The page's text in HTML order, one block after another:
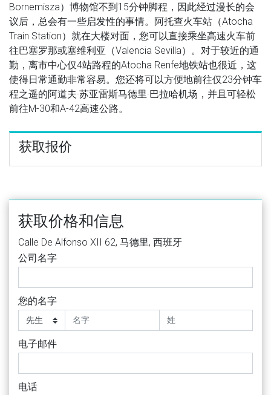
Bornemisza）博物馆不到15分钟脚程，因此经过漫长的会
议后，总会有一些启发性的事情。阿托查火车站（Atocha
Train Station）就在大楼对面，您可以直接乘坐高速火车前
往巴塞罗那或塞维利亚（Valencia Sevilla）。对于较近的通
勤，离市中心仅4站路程的Atocha Renfe地铁站也很近，这
使得日常通勤非常容易。您还将可以方便地前往仅23分钟车
程之遥的阿道夫·苏亚雷斯马德里·巴拉哈机场，并且可轻松
前往M-30和A-42高速公路。
获取报价
获取价格和信息
Calle De Alfonso XII 62, 马德里, 西班牙
公司名字
您的名字
电子邮件
电话